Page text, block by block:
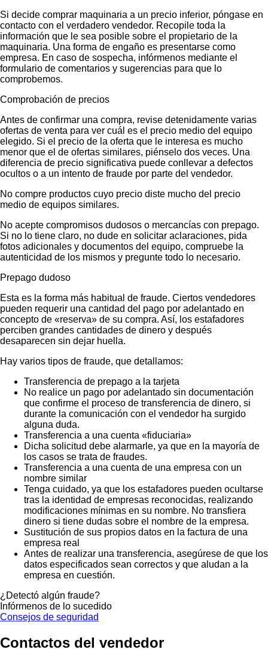
Si decide comprar maquinaria a un precio inferior, póngase en
contacto con el verdadero vendedor. Recopile toda la
información que le sea posible sobre el propietario de la
maquinaria. Una forma de engaño es presentarse como
empresa. En caso de sospecha, infórmenos mediante el
formulario de comentarios y sugerencias para que lo
comprobemos.
Comprobación de precios
Antes de confirmar una compra, revise detenidamente varias
ofertas de venta para ver cuál es el precio medio del equipo
elegido. Si el precio de la oferta que le interesa es mucho
menor que el de ofertas similares, piénselo dos veces. Una
diferencia de precio significativa puede conllevar a defectos
ocultos o a un intento de fraude por parte del vendedor.
No compre productos cuyo precio diste mucho del precio
medio de equipos similares.
No acepte compromisos dudosos o mercancías con prepago.
Si no lo tiene claro, no dude en solicitar aclaraciones, pida
fotos adicionales y documentos del equipo, compruebe la
autenticidad de los mismos y pregunte todo lo necesario.
Prepago dudoso
Esta es la forma más habitual de fraude. Ciertos vendedores
pueden requerir una cantidad del pago por adelantado en
concepto de «reserva» de su compra. Así, los estafadores
perciben grandes cantidades de dinero y después
desaparecen sin dejar huella.
Hay varios tipos de fraude, que detallamos:
Transferencia de prepago a la tarjeta
No realice un pago por adelantado sin documentación
que confirme el proceso de transferencia de dinero, si
durante la comunicación con el vendedor ha surgido
alguna duda.
Transferencia a una cuenta «fiduciaria»
Dicha solicitud debe alarmarle, ya que en la mayoría de
los casos se trata de fraudes.
Transferencia a una cuenta de una empresa con un
nombre similar
Tenga cuidado, ya que los estafadores pueden ocultarse
tras la identidad de empresas reconocidas, realizando
modificaciones mínimas en su nombre. No transfiera
dinero si tiene dudas sobre el nombre de la empresa.
Sustitución de sus propios datos en la factura de una
empresa real
Antes de realizar una transferencia, asegúrese de que los
datos especificados sean correctos y que aludan a la
empresa en cuestión.
¿Detectó algún fraude?
Infórmenos de lo sucedido
Consejos de seguridad
Contactos del vendedor